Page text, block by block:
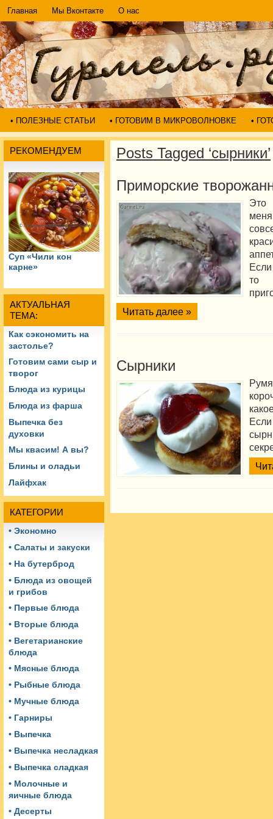
Главная Мы Вконтакте О нас
• ПОЛЕЗНЫЕ СТАТЬИ • ГОТОВИМ В МИКРОВОЛНОВКЕ •
РЕКОМЕНДУЕМ
Суп «Чили кон
карне»
АКТУАЛЬНАЯ
ТЕМА:
Как сэкономить на
застолье?
Готовим сами сыр и
творог
Блюда из курицы
Блюда из фарша
Выпечка без
духовки
Мы квасим! А вы?
Блины и оладьи
Лайфхак
КАТЕГОРИИ
• Экономно
• Салаты и закуски
• На бутерброд
• Блюда из овощей
и грибов
• Первые блюда
• Вторые блюда
• Вегетарианские
блюда
• Мясные блюда
• Рыбные блюда
• Мучные блюда
• Гарниры
• Выпечка
• Выпечка несладкая
• Выпечка сладкая
• Молочные и
яичные блюда
• Десерты
Posts Tagged ‘сырники’
Приморские
Это
то
Читать далее »
Сырники